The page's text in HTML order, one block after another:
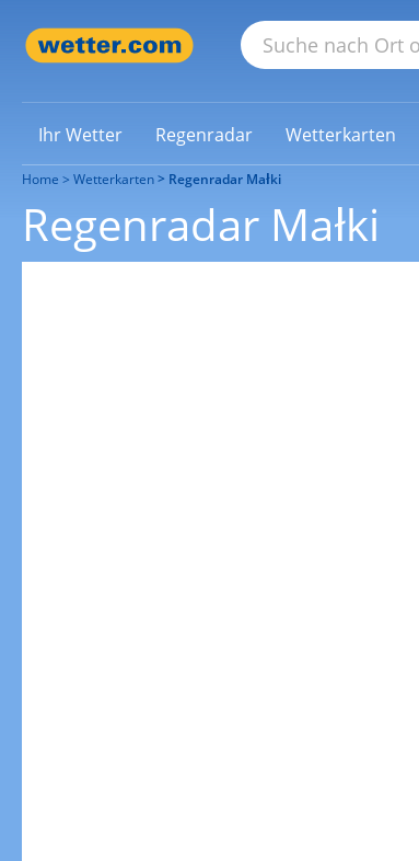
Ihr Wetter Regenradar Wetterkarten
Home Wetterkarten Regenradar Małki
Regenradar Małki